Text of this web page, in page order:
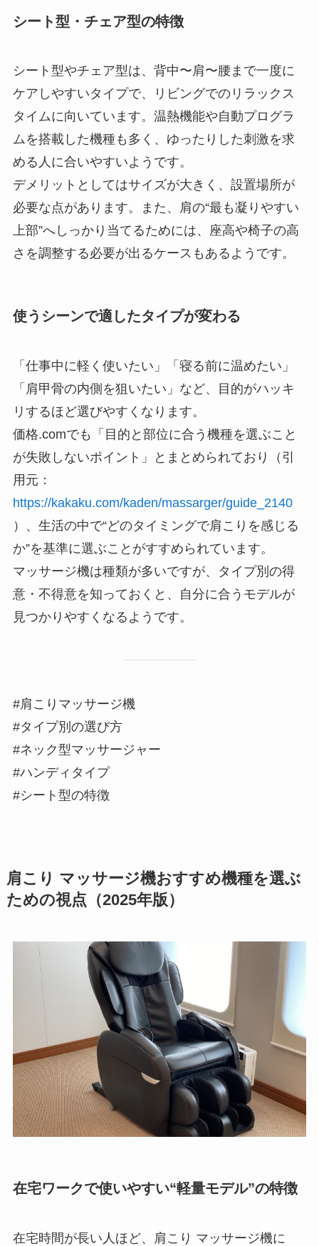
シート型・チェア型の特徴
シート型やチェア型は、背中〜肩〜腰まで一度に
ケアしやすいタイプで、リビングでのリラックス
タイムに向いています。温熱機能や自動プログラ
ムを搭載した機種も多く、ゆったりした刺激を求
める人に合いやすいようです。
デメリットとしてはサイズが大きく、設置場所が
必要な点があります。また、肩の“最も凝りやすい
上部”へしっかり当てるためには、座高や椅子の高
さを調整する必要が出るケースもあるようです。
使うシーンで適したタイプが変わる
「仕事中に軽く使いたい」「寝る前に温めたい」
「肩甲骨の内側を狙いたい」など、目的がハッキ
リするほど選びやすくなります。
価格.comでも「目的と部位に合う機種を選ぶこと
が失敗しないポイント」とまとめられており（引
用元：
https://kakaku.com/kaden/massarger/guide_2140
）、生活の中で“どのタイミングで肩こりを感じる
か”を基準に選ぶことがすすめられています。
マッサージ機は種類が多いですが、タイプ別の得
意・不得意を知っておくと、自分に合うモデルが
見つかりやすくなるようです。
#肩こりマッサージ機
#タイプ別の選び方
#ネック型マッサージャー
#ハンディタイプ
#シート型の特徴
肩こり マッサージ機おすすめ機種を選ぶ
ための視点（2025年版）
在宅ワークで使いやすい“軽量モデル”の特徴
在宅時間が長い人ほど、肩こり マッサージ機に